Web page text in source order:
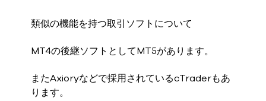
類似の機能を持つ取引ソフトについて
MT4の後継ソフトとしてMT5があります。
またAxioryなどで採用されているcTraderもあ
ります。